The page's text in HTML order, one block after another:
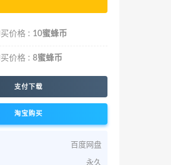
价格 : 10蜜蜂币
价格 : 8蜜蜂币
支付下载
淘宝购买
百度网盘
永久